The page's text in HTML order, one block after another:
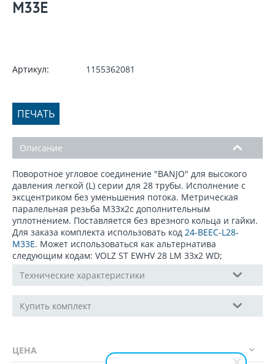
M33E
Артикул: 1155362081
ПЕЧАТЬ
Описание
Поворотное угловое соединение "BANJO" для высокого
давления легкой (L) серии для 28 трубы. Исполнение с
эксцентриком без уменьшения потока. Метрическая
паралельная резьба М33х2с дополнительным
уплотнением. Поставляется без врезного кольца и гайки.
Для заказа комплекта использовать код 24-BEEC-L28-
M33E. Может использоваться как альтернатива
следующим кодам: VOLZ ST EWHV 28 LM 33x2 WD;
Технические характеристики
Купить комплект
ЦЕНА